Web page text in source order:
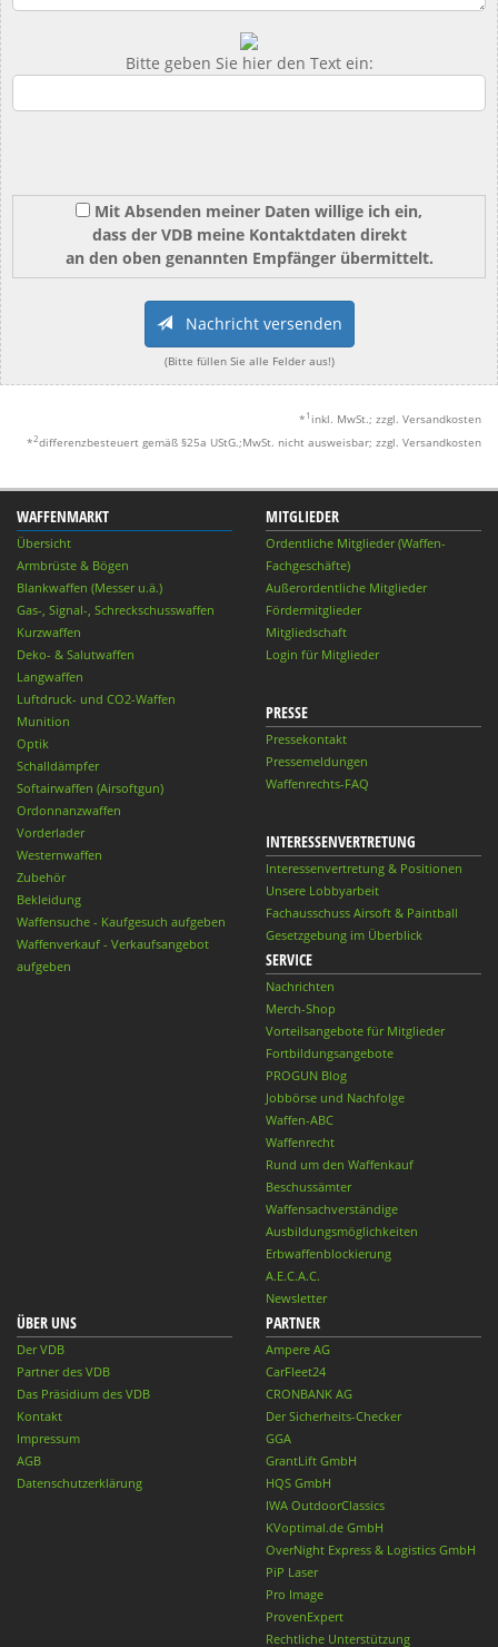
Bitte geben Sie hier den Text ein:
Mit Absenden meiner Daten willige ich ein,
dass der VDB meine Kontaktdaten direkt
an den oben genannten Empfänger übermittelt.
Nachricht versenden
(Bitte füllen Sie alle Felder aus!)
* 1 inkl. MwSt.; zzgl. Versandkosten
*2differenzbesteuert gemäß §25a UStG.;MwSt. nicht ausweisbar; zzgl. Versandkosten
WAFFENMARKT
Übersicht
Armbrüste & Bögen
Blankwaffen (Messer u.ä.)
Gas-, Signal-, Schreckschusswaffen
Kurzwaffen
Deko- & Salutwaffen
Langwaffen
Luftdruck- und CO2-Waffen
Munition
Optik
Schalldämpfer
Softairwaffen (Airsoftgun)
Ordonnanzwaffen
Vorderlader
Westernwaffen
Zubehör
Bekleidung
Waffensuche - Kaufgesuch aufgeben
Waffenverkauf - Verkaufsangebot
aufgeben
MITGLIEDER
Ordentliche Mitglieder (Waffen-
Fachgeschäfte)
Außerordentliche Mitglieder
Fördermitglieder
Mitgliedschaft
Login für Mitglieder
PRESSE
Pressekontakt
Pressemeldungen
Waffenrechts-FAQ
INTERESSENVERTRETUNG
Interessenvertretung & Positionen
Unsere Lobbyarbeit
Fachausschuss Airsoft & Paintball
Gesetzgebung im Überblick
SERVICE
Nachrichten
Merch-Shop
Vorteilsangebote für Mitglieder
Fortbildungsangebote
PROGUN Blog
Jobbörse und Nachfolge
Waffen-ABC
Waffenrecht
Rund um den Waffenkauf
Beschussämter
Waffensachverständige
Ausbildungsmöglichkeiten
Erbwaffenblockierung
A.E.C.A.C.
Newsletter
ÜBER UNS
Der VDB
Partner des VDB
Das Präsidium des VDB
Kontakt
Impressum
AGB
Datenschutzerklärung
PARTNER
Ampere AG
CarFleet24
CRONBANK AG
Der Sicherheits-Checker
GGA
GrantLift GmbH
HQS GmbH
IWA OutdoorClassics
KVoptimal.de GmbH
OverNight Express & Logistics GmbH
PiP Laser
Pro Image
ProvenExpert
Rechtliche Unterstützung